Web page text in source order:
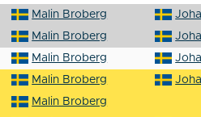
Malin Broberg
Malin Broberg
Malin Broberg
Malin Broberg
Malin Broberg